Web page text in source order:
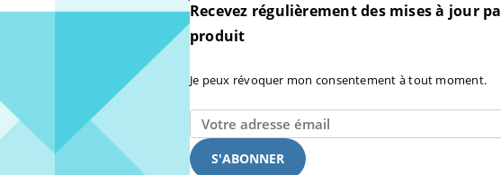
Recevez régulièrement des mises à jour
produit
Je peux révoquer mon consentement à tout moment.